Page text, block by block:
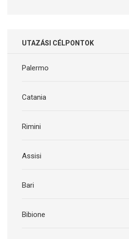
UTAZÁSI CÉLPONTOK
Palermo
Catania
Rimini
Assisi
Bari
Bibione